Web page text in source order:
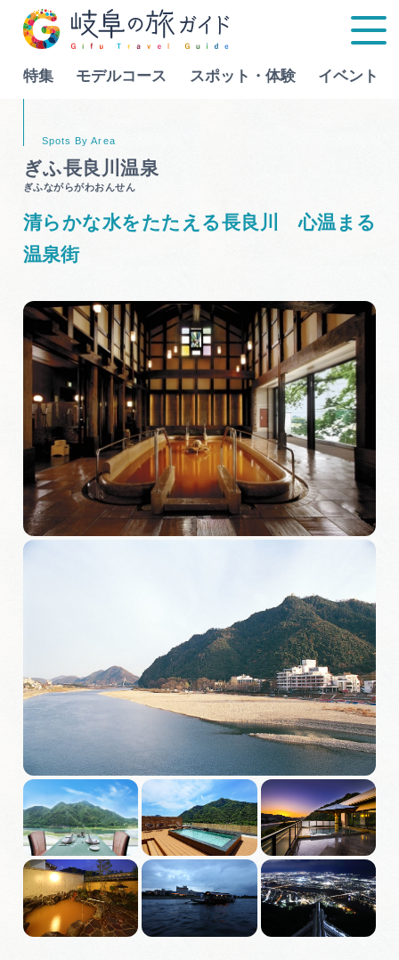
特集 モデルコース スポット・体験 イベント
モデルコース
スポット・体験
イベント
グルメ
旅の予約
アクセス
インフォメーション
買い物・お土産
体験予約サイト「ＶＩＳＩＴ岐阜県」
岐阜県アウトドア観光キャンペーン
岐阜県まるごと観光エリアガイド
岐阜県観光データベース
旅行会社・観光事業者の皆様へ
Language
行きたいリストを見る
ぎふ長良川温泉
ぎふながらがわおんせん
清らかな水をたたえる長良川 心温まる
温泉街